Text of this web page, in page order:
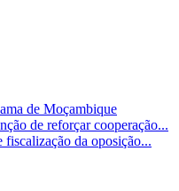
de Moçambique
de reforçar cooperação...
da oposição...